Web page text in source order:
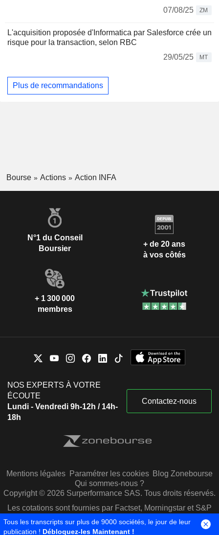
07/08/25
ZM
L'acquisition proposée d'Informatica par Salesforce crée un
risque pour la transaction, selon RBC
29/05/25
MT
Plus de recommandations
Bourse Actions Action INFA
N°1 du Conseil
Boursier
+ de 20 ans
à vos côtés
+ 1 300 000
membres
NOS EXPERTS À VOTRE
ÉCOUTE
Lundi - Vendredi 9h-12h / 14h-
18h
Contactez-nous
Mentions légales Paramétrer les cookies Blog Zonebourse
Qui sommes-nous ?
Copyright © 2026 Surperformance SAS. Tous droits réservés.
Les cotations sont fournies par Factset, Morningstar et S&P
Capital IQ
Tous les transcripts sur plus de 9000 sociétés, le jour de leur
publication ! Débloquez-les Maintenant !